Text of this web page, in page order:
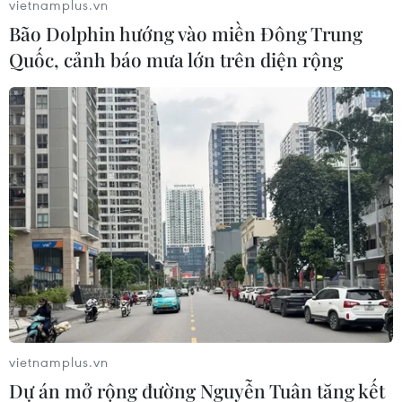
nghị Thượng đỉnh Mỹ-Triều lần hai
28/2 tại Hà Nội.
Những bức tranh độc đáo về hai nhà lãnh đạo Mỹ và Triều Tiên.
vietnamplus.vn
Bão Dolphin hướng vào miền Đông Trung
Quốc, cảnh báo mưa lớn trên diện rộng
vietnamplus.vn
Dự án mở rộng đường Nguyễn Tuân tăng kết